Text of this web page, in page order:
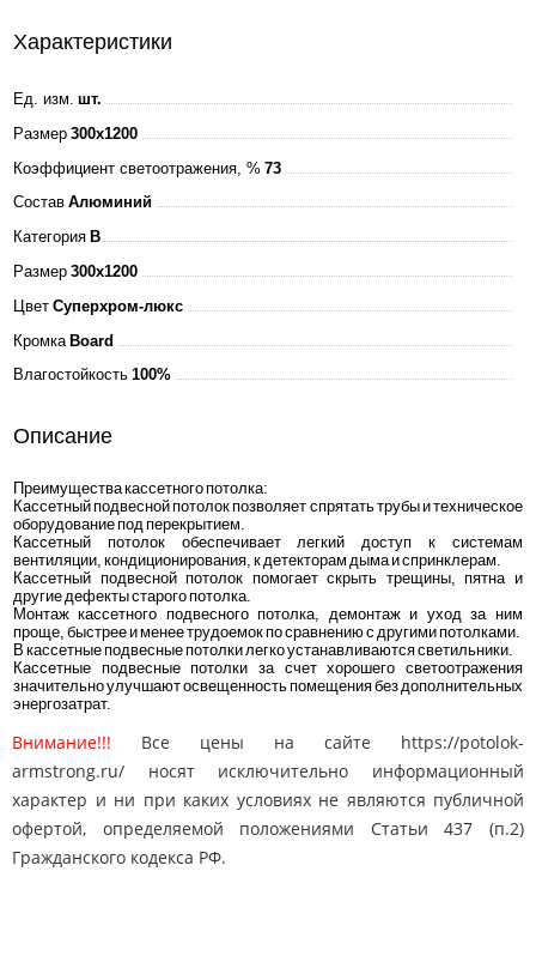
Характеристики
Ед. изм. шт.
Размер 300x1200
Коэффициент светоотражения, % 73
Состав Алюминий
Категория B
Размер 300x1200
Цвет Суперхром-люкс
Кромка Board
Влагостойкость 100%
Описание
Преимущества кассетного потолка:
Кассетный подвесной потолок позволяет спрятать трубы и техническое
оборудование под перекрытием.
Кассетный потолок обеспечивает легкий доступ к системам
вентиляции, кондиционирования, к детекторам дыма и спринклерам.
Кассетный подвесной потолок помогает скрыть трещины, пятна и
другие дефекты старого потолка.
Монтаж кассетного подвесного потолка, демонтаж и уход за ним
проще, быстрее и менее трудоемок по сравнению с другими потолками.
В кассетные подвесные потолки легко устанавливаются светильники.
Кассетные подвесные потолки за счет хорошего светоотражения
значительно улучшают освещенность помещения без дополнительных
энергозатрат.
Внимание!!! Все цены на сайте https://potolok-
armstrong.ru/ носят исключительно информационный
характер и ни при каких условиях не являются публичной
офертой, определяемой положениями Статьи 437 (п.2)
Гражданского кодекса РФ.